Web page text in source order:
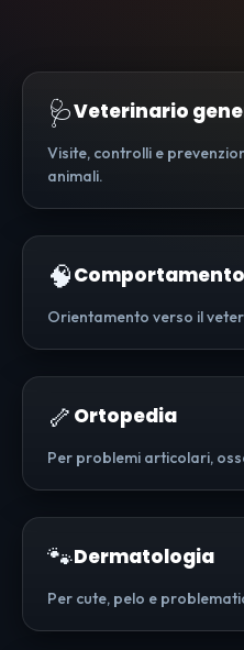
🩺Veterinario
Visite, controlli e
animali.
🧠Comportamento
Orientamento verso il
🦴 Ortopedia
Per problemi articolari,
🐾Dermatologia
Per cute, pelo e